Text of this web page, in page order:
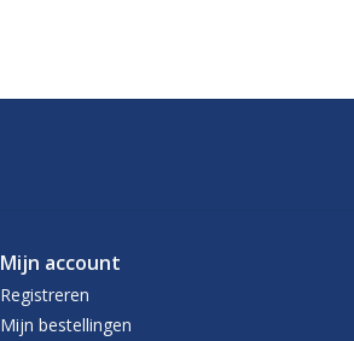
Mijn account
Registreren
Mijn bestellingen